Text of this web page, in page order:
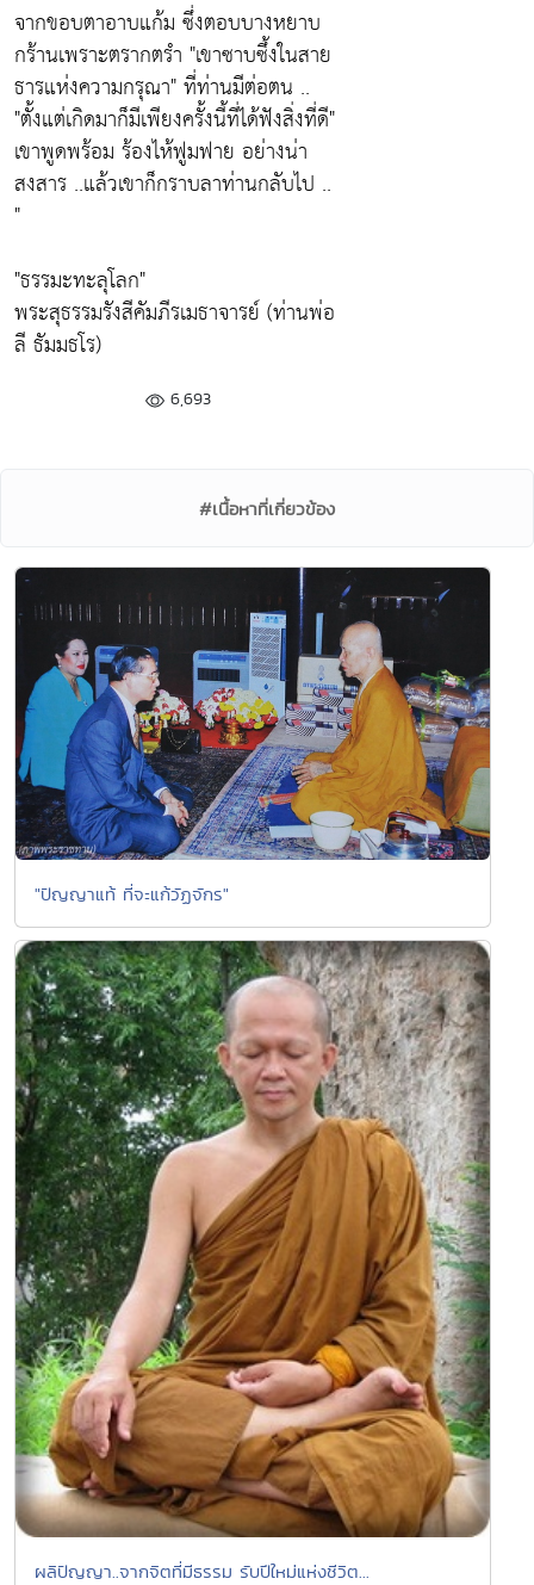
จากขอบตาอาบแก้ม ซึ่งตอบบางหยาบ
กร้านเพราะตรากตรำ "เขาซาบซึ้งในสาย
ธารแห่งความกรุณา"ที่ท่านมีต่อตน ..
"ตั้งแต่เกิดมาก็มีเพียงครั้งนี้ที่ได้ฟังสิ่งที่ดี"
เขาพูดพร้อม ร้องไห้ฟูมฟาย อย่างน่า
สงสาร ..แล้วเขาก็กราบลาท่านกลับไป ..
"
"ธรรมะทะลุโลก"
พระสุธรรมรังสีคัมภีรเมธาจารย์(ท่านพ่อ
ลี ธัมมธโร)
6,693
#เนื้อหาที่เกี่ยวข้อง
"ปัญญาแท้ ที่จะแก้วัฏจักร"
ผลิปัญญา..จากจิตที่มีธรรม รับปีใหม่แห่งชีวิต...